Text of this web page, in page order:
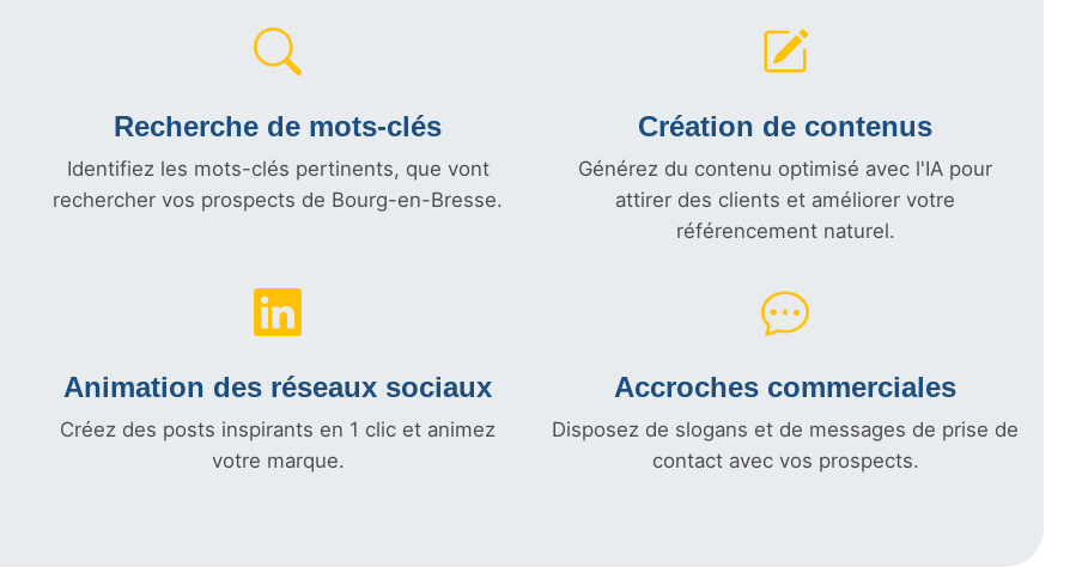
Recherche de mots-clés
Identifiez les mots-clés pertinents, que vont
rechercher vos prospects de Bourg-en-Bresse.
Création de contenus
Générez du contenu optimisé avec l'IA pour
attirer des clients et améliorer votre
référencement naturel.
Animation des réseaux sociaux
Créez des posts inspirants en 1 clic et animez
votre marque.
Accroches commerciales
Disposez de slogans et de messages de prise de
contact avec vos prospects.